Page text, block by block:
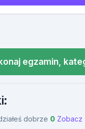
egzamin,
dobrze 0 Zobacz